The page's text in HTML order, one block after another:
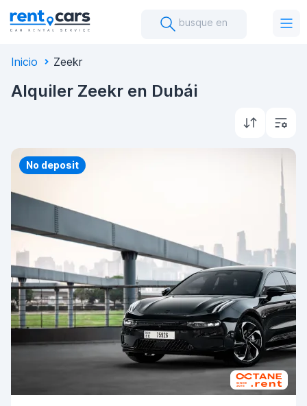
busque en
Inicio Zeekr
Alquiler Zeekr en Dubái
Priority
No deposit